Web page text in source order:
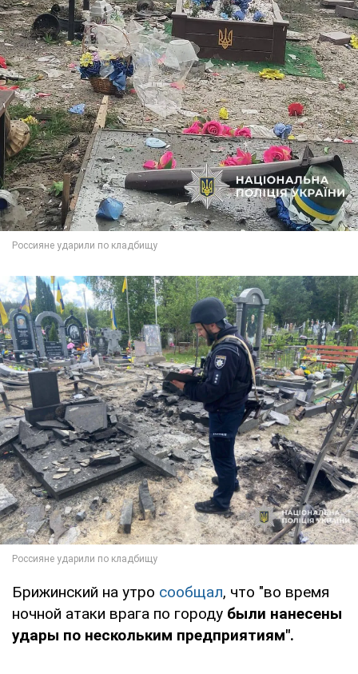
Брижинский на утро сообщал, что "во время
ночной атаки врага по городу были нанесены
удары по нескольким предприятиям".